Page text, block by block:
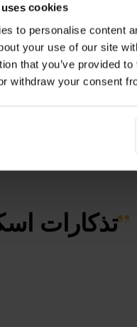
cookies
to personalise content
your use of our site
that you’ve provided
withdraw your consent
تذكارات”